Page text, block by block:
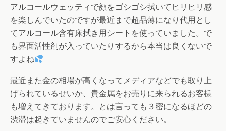
アルコールウェッティで顔をゴシゴシ拭いてヒリヒリ感
を楽しんでいたのですが最近まで超品薄になり代用とし
てアルコール含有床拭き用シートを使っていました。で
も界面活性剤が入っていたりするから本当は良くないで
すよね
最近また金の相場が高くなってメディアなどでも取り上
げられているせいか、貴金属をお売りに来られるお客様
も増えてきております。とは言っても３密になるほどの
渋滞は起きていませんのでご安心ください。